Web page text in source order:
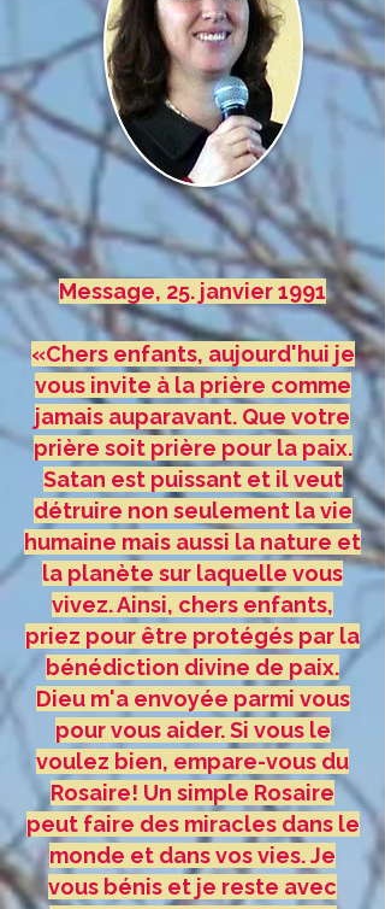
Message, 25. janvier 1991
«Chers enfants, aujourd'hui je
vous invite à la prière comme
jamais auparavant. Que votre
prière soit prière pour la paix.
Satan est puissant et il veut
détruire non seulement la vie
humaine mais aussi la nature et
la planète sur laquelle vous
vivez. Ainsi, chers enfants,
priez pour être protégés par la
bénédiction divine de paix.
Dieu m'a envoyée parmi vous
pour vous aider. Si vous le
voulez bien, empare-vous du
Rosaire! Un simple Rosaire
peut faire des miracles dans le
monde et dans vos vies. Je
vous bénis et je reste avec